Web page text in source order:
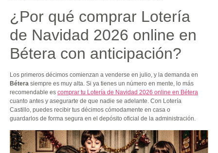
¿Por qué comprar Lotería
de Navidad 2026 online en
Bétera con anticipación?
Los primeros décimos comienzan a venderse en julio, y la demanda en
Bétera siempre es muy alta. Si ya tienes un número en mente, lo más
recomendable es comprar tu Lotería de Navidad 2026 online en Bétera
cuanto antes y asegurarte de que nadie se adelante. Con Lotería
Castillo, puedes recibir tus décimos cómodamente en casa o
guardarlos de forma segura en el depósito oficial de la administración.